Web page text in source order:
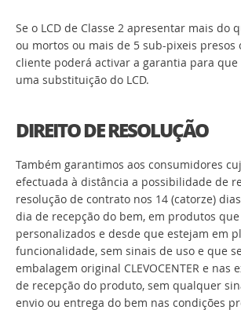
Se o LCD de Classe 2 apresentar mais do
ou mortos ou mais de 5 sub-pixeis presos
cliente poderá activar a garantia para que
uma substituição do LCD.
DIREITO DE RESOLUÇÃO
Também garantimos aos consumidores
efectuada à distância a possibilidade de
resolução de contrato nos 14 (catorze)
dia de recepção do bem, em produtos
personalizados e desde que estejam em
funcionalidade, sem sinais de uso e que
embalagem original CLEVOCENTER e nas
de recepção do produto, sem qualquer
envio ou entrega do bem nas condições